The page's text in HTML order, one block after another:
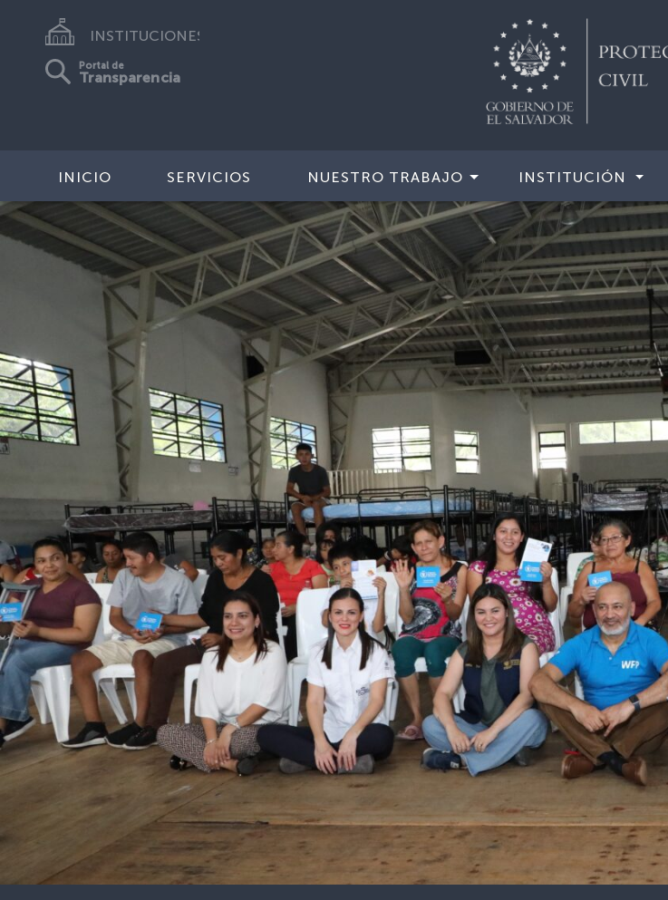
INSTITUCIONES
Portal de
Transparencia
INICIO SERVICIOS NUESTRO TRABAJO INSTITUCIÓN